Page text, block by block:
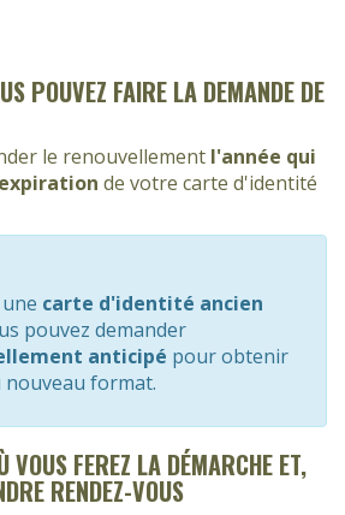
POUVEZ FAIRE LA DEMANDE DE
le renouvellement l'année qui
de votre carte d'identité
carte d'identité ancien
pouvez demander
anticipé pour obtenir
nouveau format.
VOUS FEREZ LA DÉMARCHE ET,
RENDEZ-VOUS